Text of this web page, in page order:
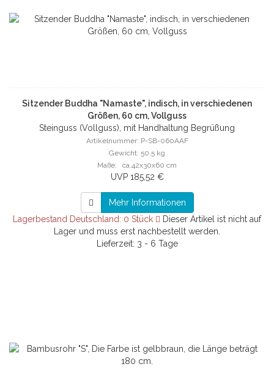
Sitzender Buddha "Namaste", indisch, in verschiedenen
Größen, 60 cm, Vollguss
Steinguss (Vollguss), mit Handhaltung Begrüßung
Artikelnummer: P-SB-060AAF
Gewicht: 50.5 kg
Maße: ca.42x30x60 cm
UVP 185,52 €
Mehr Informationen
Lagerbestand Deutschland: 0 Stück
Dieser Artikel ist nicht auf
Lager und muss erst nachbestellt werden.
Lieferzeit: 3 - 6 Tage